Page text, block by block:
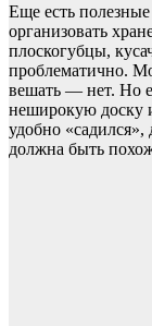
Еще есть
организовать
плоскогубцы,
проблематично.
вешать — нет. Но
неширокую доску
удобно «садился»,
должна быть